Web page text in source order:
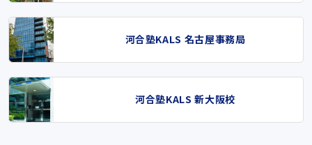
河合塾KALS 名古屋事務局
河合塾KALS 新大阪校